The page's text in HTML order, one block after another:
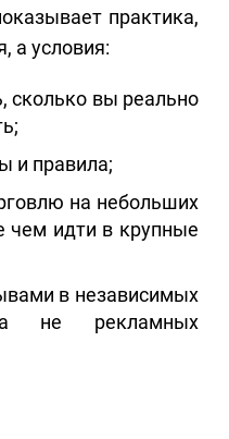
практика,
а условия:
сколько вы реально
и правила;
на небольших
чем идти в крупные
в независимых
а не рекламных